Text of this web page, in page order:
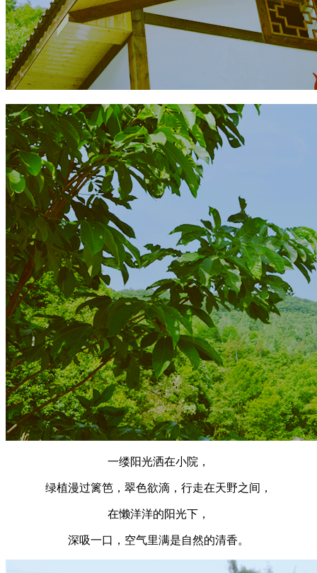
一缕阳光洒在小院，
绿植漫过篱笆，翠色欲滴，行走在天野之间，
在懒洋洋的阳光下，
深吸一口，空气里满是自然的清香。